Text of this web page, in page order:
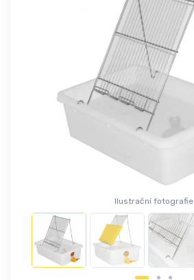
Ilustrační fotografie